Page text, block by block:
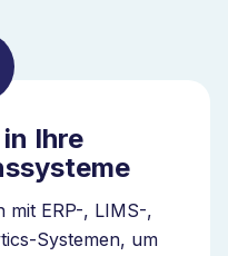
Planung,
System. Als
verbindet Bizzmine
und
Ihre
mit ERP-, LIMS-,
Systemen, um